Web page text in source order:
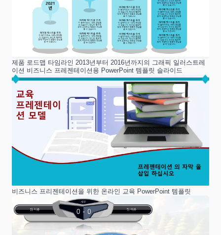
제품 로드맵 타임라인 2013년부터 2016년까지의 그래픽 일러스트레
이션 비즈니스 프레젠테이션용 PowerPoint 템플릿 슬라이드
비즈니스 프리젠테이션을 위한 온라인 교육 PowerPoint 템플릿